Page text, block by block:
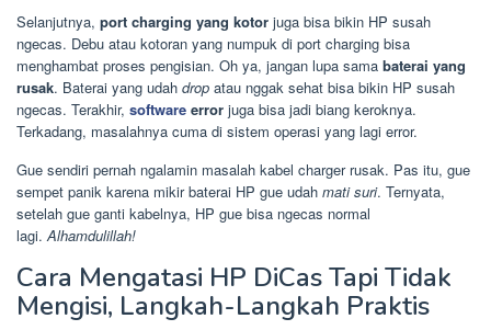
Selanjutnya, port charging yang kotor juga bisa bikin HP susah
ngecas. Debu atau kotoran yang numpuk di port charging bisa
menghambat proses pengisian. Oh ya, jangan lupa sama baterai yang
rusak. Baterai yang udah drop atau nggak sehat bisa bikin HP susah
ngecas. Terakhir, software error juga bisa jadi biang keroknya.
Terkadang, masalahnya cuma di sistem operasi yang lagi error.
Gue sendiri pernah ngalamin masalah kabel charger rusak. Pas itu, gue
sempet panik karena mikir baterai HP gue udah mati suri. Ternyata,
setelah gue ganti kabelnya, HP gue bisa ngecas normal
lagi.Alhamdulillah!
Cara Mengatasi HP DiCas Tapi Tidak
Mengisi, Langkah-Langkah Praktis